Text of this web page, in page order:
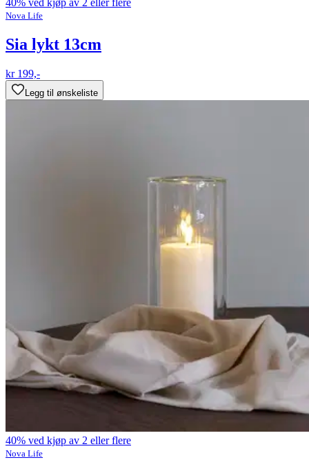
40% ved kjøp av 2 eller flere
Nova Life
Sia lykt 13cm
kr 199,-
Legg til ønskeliste
40% ved kjøp av 2 eller flere
Nova Life